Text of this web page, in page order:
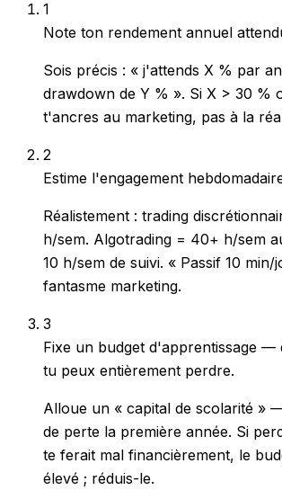
1
Note ton rendement annuel
Sois précis : « j'attends X % par
drawdown de Y % ». Si X > 30 %
t'ancres au marketing, pas à la
2
Estime l'engagement
Réalistement : trading
h/sem. Algotrading = 40+ h/sem
10 h/sem de suivi. « Passif 10
fantasme marketing.
3
Fixe un budget d'apprentissage —
tu peux entièrement perdre.
Alloue un « capital de scolarité »
de perte la première année. Si
te ferait mal financièrement, le
élevé ; réduis-le.